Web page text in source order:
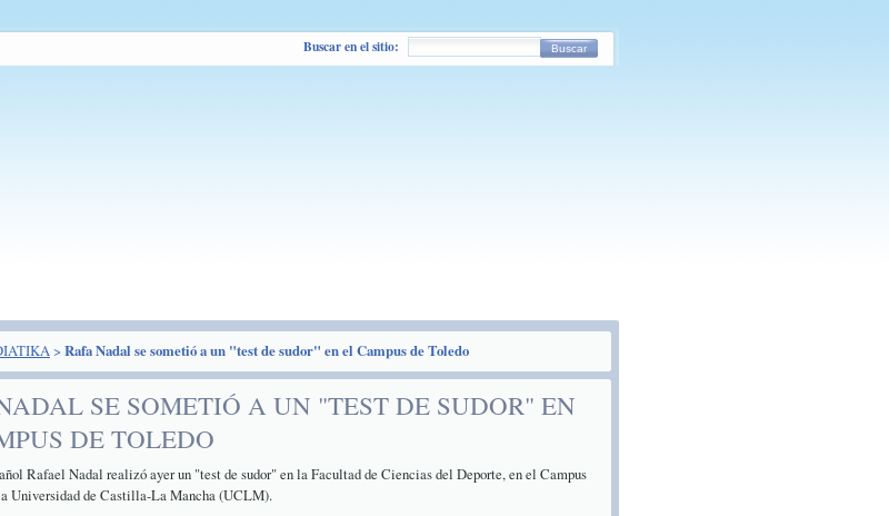
> Rafa Nadal se sometió a un "test de sudor" en el Campus de Toledo
SE SOMETIÓ A UN "TEST DE SUDOR" EN
DE TOLEDO
Rafael Nadal realizó ayer un "test de sudor" en la Facultad de Ciencias del Deporte, en el Campus
Universidad de Castilla-La Mancha (UCLM).
Buscar en el sitio: Buscar